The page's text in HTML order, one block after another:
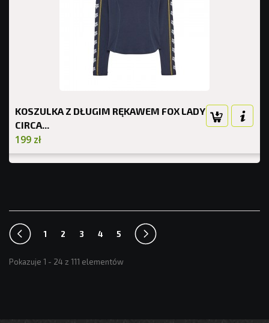
KOSZULKA Z DŁUGIM RĘKAWEM FOX LADY
CIRCA...
199 zł
1 2 3 4 5
Pokazuje 1 - 24 z 111 elementów